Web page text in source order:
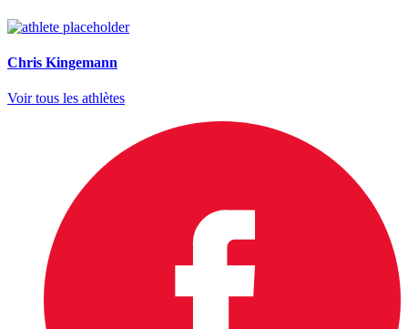
Chris Kingemann
Voir tous les athlètes